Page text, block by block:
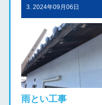
3. 2024年09月06日
雨とい工事